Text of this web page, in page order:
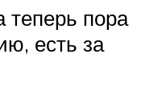
пора
есть за